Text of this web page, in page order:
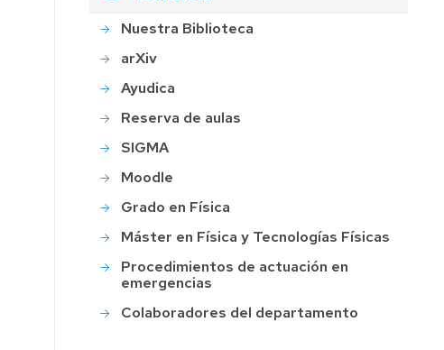
Nuestra Biblioteca
arXiv
Ayudica
Reserva de aulas
SIGMA
Moodle
Grado en Física
Máster en Física y Tecnologías Físicas
Procedimientos de actuación en
emergencias
Colaboradores del departamento